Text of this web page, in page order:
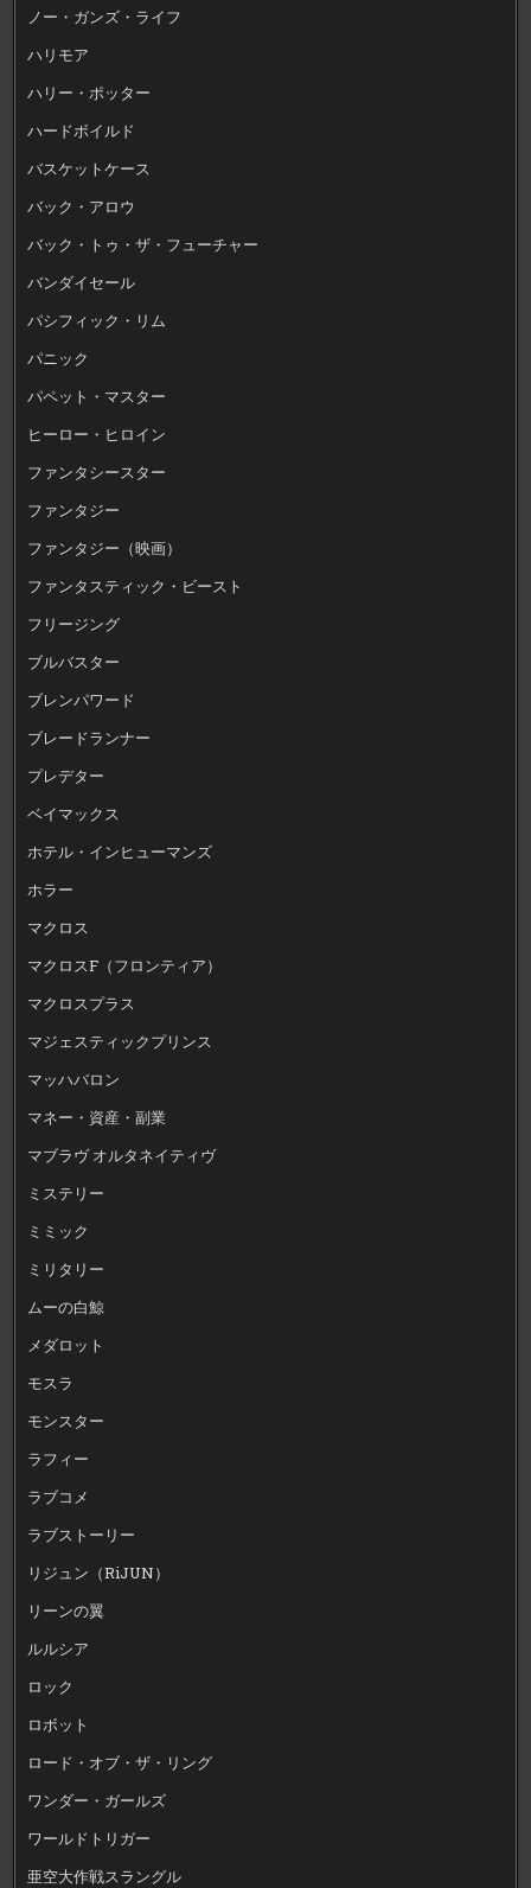
ノー・ガンズ・ライフ
ハリモア
ハリー・ポッター
ハードボイルド
バスケットケース
バック・アロウ
バック・トゥ・ザ・フューチャー
バンダイセール
パシフィック・リム
パニック
パペット・マスター
ヒーロー・ヒロイン
ファンタシースター
ファンタジー
ファンタジー（映画）
ファンタスティック・ビースト
フリージング
ブルバスター
ブレンパワード
ブレードランナー
プレデター
ベイマックス
ホテル・インヒューマンズ
ホラー
マクロス
マクロスF（フロンティア）
マクロスプラス
マジェスティックプリンス
マッハバロン
マネー・資産・副業
マブラヴ オルタネイティヴ
ミステリー
ミミック
ミリタリー
ムーの白鯨
メダロット
モスラ
モンスター
ラフィー
ラブコメ
ラブストーリー
リジュン（RiJUN）
リーンの翼
ルルシア
ロック
ロボット
ロード・オブ・ザ・リング
ワンダー・ガールズ
ワールドトリガー
亜空大作戦スラングル